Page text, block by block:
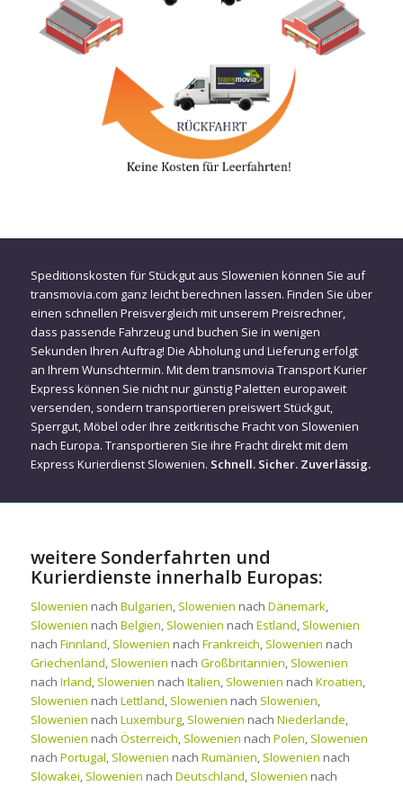
Speditionskosten für Stückgut aus Slowenien können Sie auf
transmovia.com ganz leicht berechnen lassen. Finden Sie über
einen schnellen Preisvergleich mit unserem Preisrechner,
dass passende Fahrzeug und buchen Sie in wenigen
Sekunden Ihren Auftrag! Die Abholung und Lieferung erfolgt
an Ihrem Wunschtermin. Mit dem transmovia Transport Kurier
Express können Sie nicht nur günstig Paletten europaweit
versenden, sondern transportieren preiswert Stückgut,
Sperrgut, Möbel oder Ihre zeitkritische Fracht von Slowenien
nach Europa. Transportieren Sie ihre Fracht direkt mit dem
Express Kurierdienst Slowenien. Schnell. Sicher. Zuverlässig.
weitere Sonderfahrten und
Kurierdienste innerhalb Europas:
Slowenien nach Bulgarien, Slowenien nach Dänemark,
Slowenien nach Belgien, Slowenien nach Estland, Slowenien
nach Finnland, Slowenien nach Frankreich, Slowenien nach
Griechenland, Slowenien nach Großbritannien, Slowenien
nach Irland, Slowenien nach Italien, Slowenien nach Kroatien,
Slowenien nach Lettland, Slowenien nach Slowenien,
Slowenien nach Luxemburg, Slowenien nach Niederlande,
Slowenien nach Österreich, Slowenien nach Polen, Slowenien
nach Portugal, Slowenien nach Rumänien, Slowenien nach
Slowakei, Slowenien nach Deutschland, Slowenien nach